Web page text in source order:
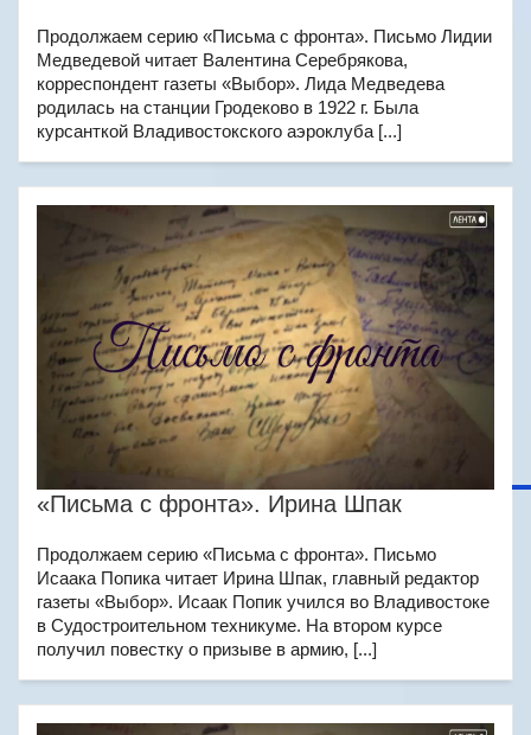
Продолжаем серию «Письма с фронта». Письмо Лидии
Медведевой читает Валентина Серебрякова,
корреспондент газеты «Выбор». Лида Медведева
родилась на станции Гродеково в 1922 г. Была
курсанткой Владивостокского аэроклуба [...]
«Письма с фронта». Ирина Шпак
Продолжаем серию «Письма с фронта». Письмо
Исаака Попика читает Ирина Шпак, главный редактор
газеты «Выбор». Исаак Попик учился во Владивостоке
в Судостроительном техникуме. На втором курсе
получил повестку о призыве в армию, [...]